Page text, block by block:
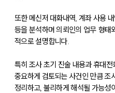
고객
분
또한 메신저 대화내역, 계좌 사용
등을 분석하며 의뢰인의 업무 형태
적으로 설명합니다.
특히 조사 초기 진술 내용과 휴대
중요하게 검토되는 사건인 만큼 조
정리하고, 불리하게 해석될 가능성